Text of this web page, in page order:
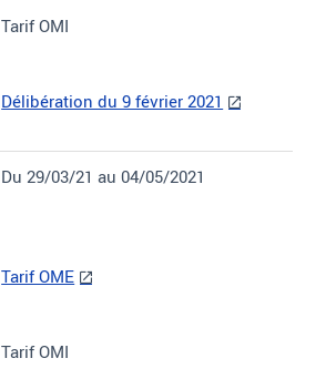
Tarif OMI
Délibération du 9 février 2021
Du 29/03/21 au 04/05/2021
Tarif OME
Tarif OMI